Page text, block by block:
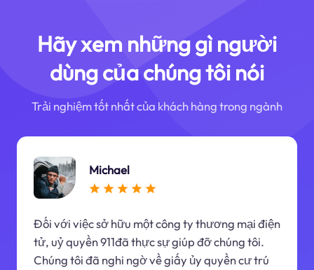
Hãy xem những gì người
dùng của chúng tôi nói
Trải nghiệm tốt nhất của khách hàng trong ngành
Michael
Đối với việc sở hữu một công ty thương mại điện
tử, uỷ quyền 911đã thực sự giúp đỡ chúng tôi.
Chúng tôi đã nghi ngờ về giấy ủy quyền cư trú